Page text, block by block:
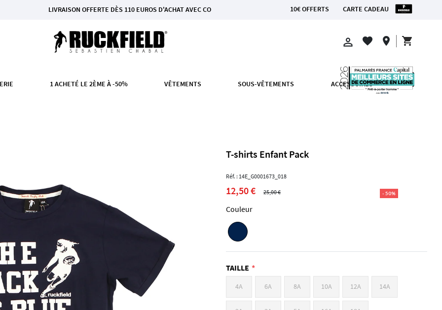
LIVRAISON OFFERTE DÈS 110 EUROS D'ACHAT AVEC COLISSIMO EN FRANCE MÉTROPOLITAINE10€ OFFERTS CARTE CADEAU
perm_identity favorite location_on shopping_cart
1 ACHETÉ LE 2ÈME À -50% VÊTEMENTS SOUS-VÊTEMENTS ACCESSOIRES
T-shirts Enfant Pack
Réf. : 14E_G0001673_018
- 50%
12,50 € 25,00 €
Couleur
TAILLE
4A 6A 8A 10A 12A 14A